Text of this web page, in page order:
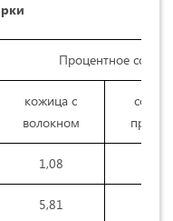
Процентное
кожица с
волокном
1,08
5,81